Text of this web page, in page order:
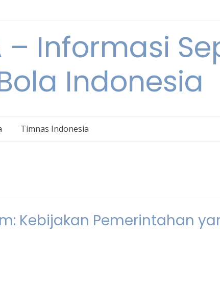
– Informasi
Indonesia
Timnas Indonesia
Kebijakan Pemerintahan